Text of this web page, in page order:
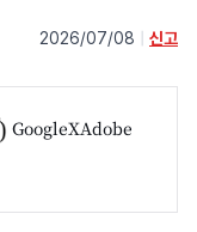
2026/07/08 신고
GoogleXAdobe